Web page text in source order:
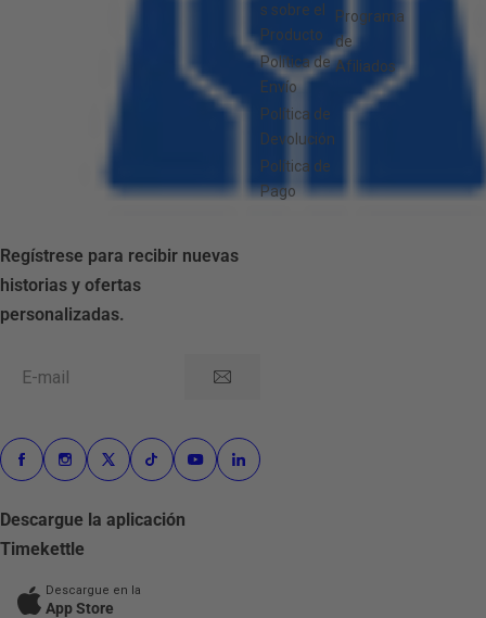
Regístrese para recibir nuevas
historias y ofertas
personalizadas.
E-mail
Descargue la aplicación
Timekettle
Descargue en la
App Store
s sobre el
Producto
Política de
Envío
Política de
Devolución
Política de
Pago
Programa
de
Afiliados